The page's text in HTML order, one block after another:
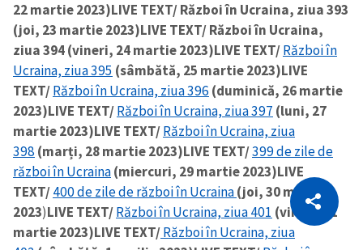
Copiază Link
22 martie 2023)LIVE TEXT/ Război în Ucraina, ziua 393
(joi, 23 martie 2023)LIVE TEXT/ Război în Ucraina,
ziua 394 (vineri, 24 martie 2023)LIVE TEXT/Război în
Ucraina, ziua 395 (sâmbătă, 25 martie 2023)LIVE
TEXT/Război în Ucraina, ziua 396 (duminică, 26 martie
2023)LIVE TEXT/Război în Ucraina, ziua 397 (luni, 27
martie 2023)LIVE TEXT/Război în Ucraina, ziua
398 (marți, 28 martie 2023)LIVE TEXT/399 de zile de
război în Ucraina(miercuri, 29 martie 2023)LIVE
TEXT/400 de zile de război în Ucraina(joi, 30 martie
2023)LIVE TEXT/Război în Ucraina, ziua 401 (vineri, 31
martie 2023)LIVE TEXT/Război în Ucraina, ziua
Citește articolul
CITEȘTE